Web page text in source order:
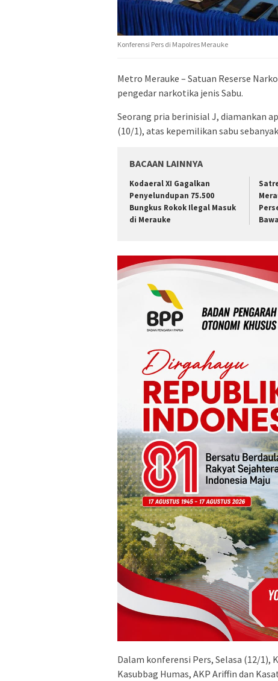
Konferensi Pers di Mapolres Merauke
Metro Merauke – Satuan Reserse
pengedar narkotika jenis Sabu.
Seorang pria berinisial J, diamankan
(10/1), atas kepemilikan sabu
BACAAN LAINNYA
​Kodaeral XI Gagalkan
Penyelundupan 75.500
Bungkus Rokok Ilegal Masuk
di Merauke
Dalam konferensi Pers, Selasa (12/1),
Kasubbag Humas, AKP Ariffin dan